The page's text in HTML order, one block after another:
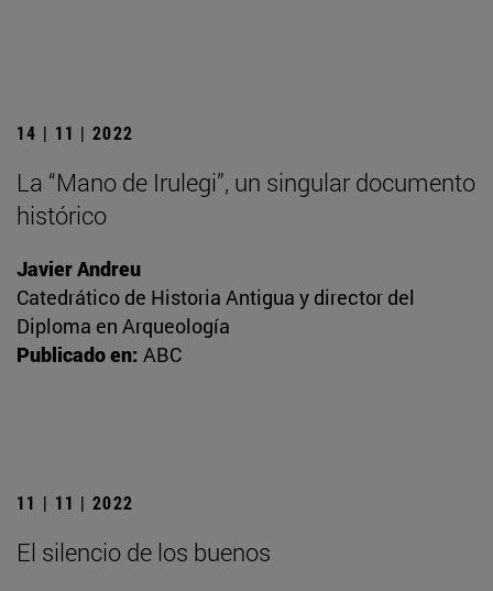
14 | 11 | 2022
La “Mano de Irulegi”, un singular documento
histórico
Javier Andreu
Catedrático de Historia Antigua y director del
Diploma en Arqueología
Publicado en: ABC
11 | 11 | 2022
El silencio de los buenos